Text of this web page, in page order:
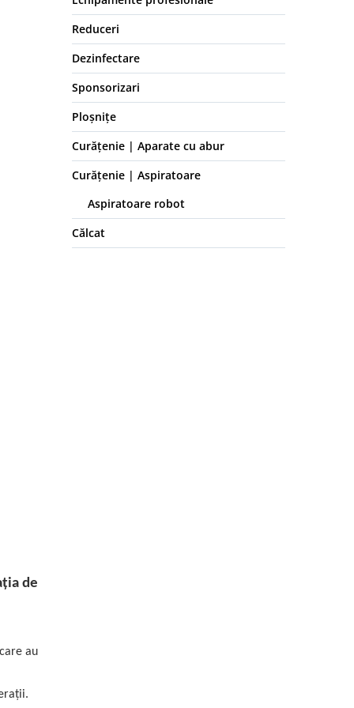
de
au
Reduceri
Dezinfectare
Sponsorizari
Ploșnițe
Curățenie | Aparate cu abur
Curățenie | Aspiratoare
Aspiratoare robot
Călcat